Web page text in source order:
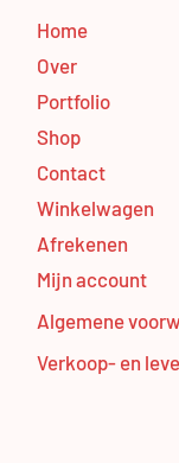
Home
Over
Portfolio
Shop
Contact
Winkelwagen
Afrekenen
Mijn account
Algemene
Verkoop- en